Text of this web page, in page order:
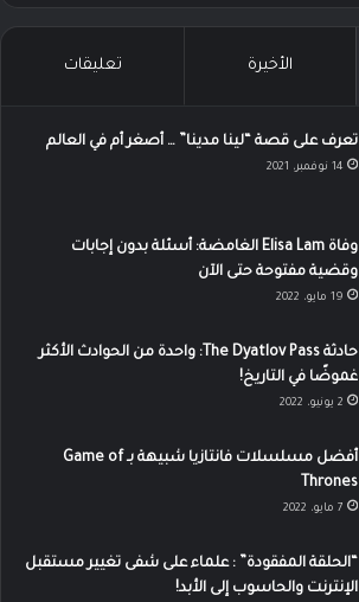
الأخيرة تعليقات
تعرف على قصة “لينا مدينا” … أصغر أم في العالم
14 نوفمبر، 2021
وفاة Elisa Lam الغامضة: أسئلة بدون إجابات
وقضية مفتوحة حتى الآن
19 مايو، 2022
حادثة The Dyatlov Pass: واحدة من الحوادث الأكثر
غموضًا في التاريخ!
2 يونيو، 2022
أفضل مسلسلات فانتازيا شبيهة بـ Game of
Thrones
7 مايو، 2022
“الحلقة المفقودة” : علماء على شفى تغيير مستقبل
الإنترنت والحاسوب إلى الأبد!